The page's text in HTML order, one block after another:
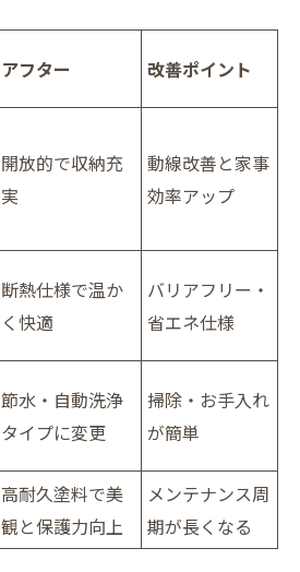
アフター 改善ポイント
開放的で収納充
実
動線改善と家事
効率アップ
断熱仕様で温か
く快適
バリアフリー・
省エネ仕様
節水・自動洗浄
タイプに変更
掃除・お手入れ
が簡単
高耐久塗料で美
観と保護力向上
メンテナンス周
期が長くなる